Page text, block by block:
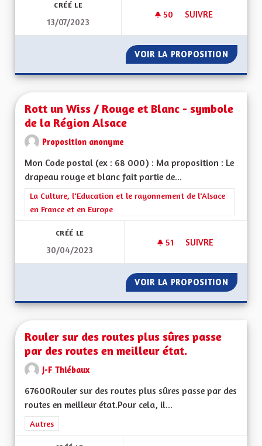
CRÉÉ LE
13/07/2023
50 50 ABONNÉS
SUIVRE
VOIR LA PROPOSITION
Rott un Wiss / Rouge et Blanc - symbole
de la Région Alsace
Proposition anonyme
Mon Code postal (ex : 68 000) : Ma proposition : Le
drapeau rouge et blanc fait partie de...
Filtrer les résultats de la catégorie : La Culture, l'Education et
La Culture, l'Education et le rayonnement de l'Alsace
en France et en Europe
CRÉÉ LE
30/04/2023
51 51 ABONNÉS
SUIVRE
VOIR LA PROPOSITION ROTT
Rouler sur des routes plus sûres passe
par des routes en meilleur état.
J-F Thiébaux
67600Rouler sur des routes plus sûres passe par des
routes en meilleur état.Pour cela, il...
Filtrer les résultats de la catégorie : Autres
Autres